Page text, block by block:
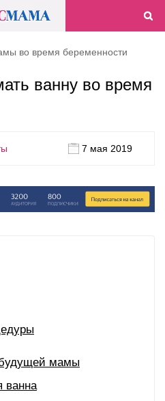
во время беременности
ванну во время
7 мая 2019
мамы
ванна